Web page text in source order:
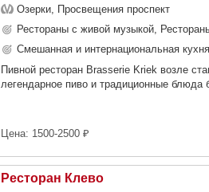
Озерки, Просвещения проспект
Рестораны с живой музыкой,
Смешанная и интернациональная
Пивной ресторан Brasserie Kriek возле
легендарное пиво и традиционные блюда
Цена: 1500-2500 ₽
Ресторан Клево